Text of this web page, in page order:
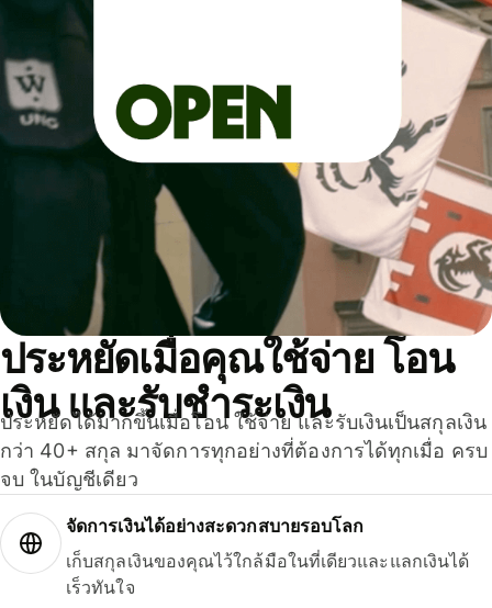
ประหยัดเมื่อคุณใช้จ่าย โอน
เงิน และรับชำระเงิน
ประหยัดได้มากขึ้นเมื่อโอน ใช้จ่าย และรับเงินเป็นสกุลเงิน
กว่า 40+ สกุล มาจัดการทุกอย่างที่ต้องการได้ทุกเมื่อ ครบ
จบ ในบัญชีเดียว
จัดการเงินได้อย่างสะดวกสบายรอบโลก
เก็บสกุลเงินของคุณไว้ใกล้มือในที่เดียวและแลกเงินได้
เร็วทันใจ